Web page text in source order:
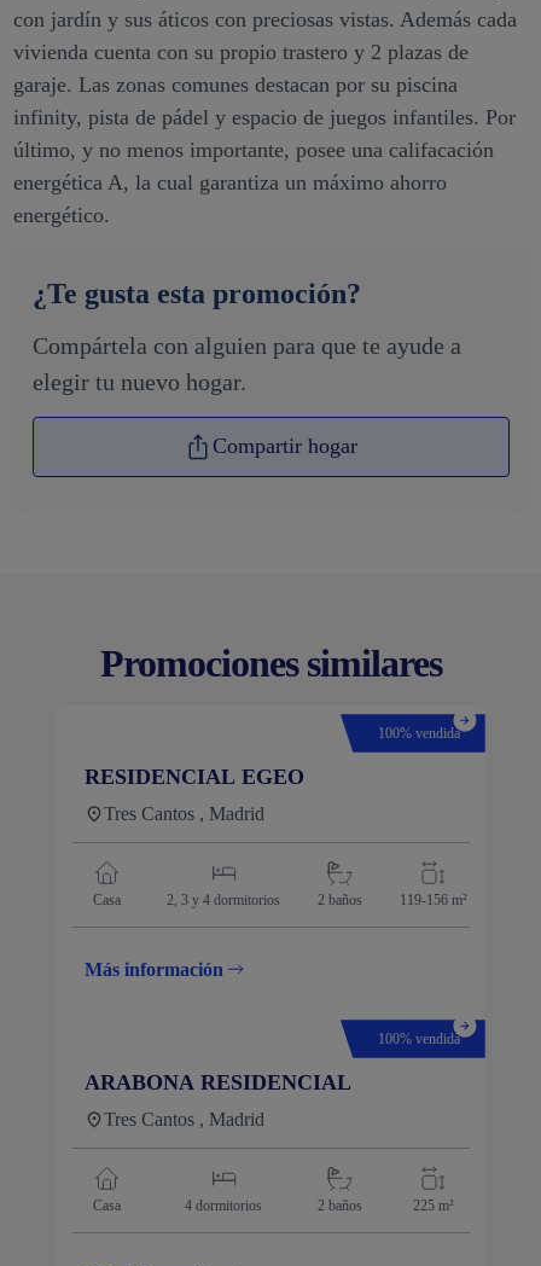
con jardín y sus áticos con preciosas vistas. Además cada
vivienda cuenta con su propio trastero y 2 plazas de
garaje. Las zonas comunes destacan por su piscina
infinity, pista de pádel y espacio de juegos infantiles. Por
último, y no menos importante, posee una califacación
energética A, la cual garantiza un máximo ahorro
energético.
¿Te gusta esta promoción?
Compártela con alguien para que te ayude a
elegir tu nuevo hogar.
Compartir hogar
Promociones similares
100% vendida
RESIDENCIAL EGEO
Tres Cantos , Madrid
Casa 2, 3 y 4 dormitorios 2 baños 119-156 m²
Más información
100% vendida
ARABONA RESIDENCIAL
Tres Cantos , Madrid
Casa 4 dormitorios 2 baños 225 m²